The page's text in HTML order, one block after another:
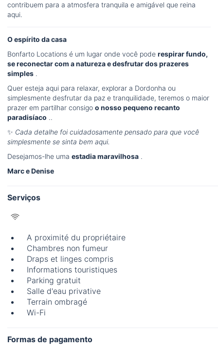
contribuem para a atmosfera tranquila e amigável que reina
aqui.
O espírito da casa
Bonfarto Locations é um lugar onde você pode respirar fundo,
se reconectar com a natureza e desfrutar dos prazeres
simples .
Quer esteja aqui para relaxar, explorar a Dordonha ou
simplesmente desfrutar da paz e tranquilidade, teremos o maior
prazer em partilhar consigo o nosso pequeno recanto
paradisíaco ..
✨ Cada detalhe foi cuidadosamente pensado para que você
simplesmente se sinta bem aqui.
Desejamos-lhe uma estadia maravilhosa .
Marc e Denise
Serviços
A proximité du propriétaire
Chambres non fumeur
Draps et linges compris
Informations touristiques
Parking gratuit
Salle d'eau privative
Terrain ombragé
Wi-Fi
Formas de pagamento